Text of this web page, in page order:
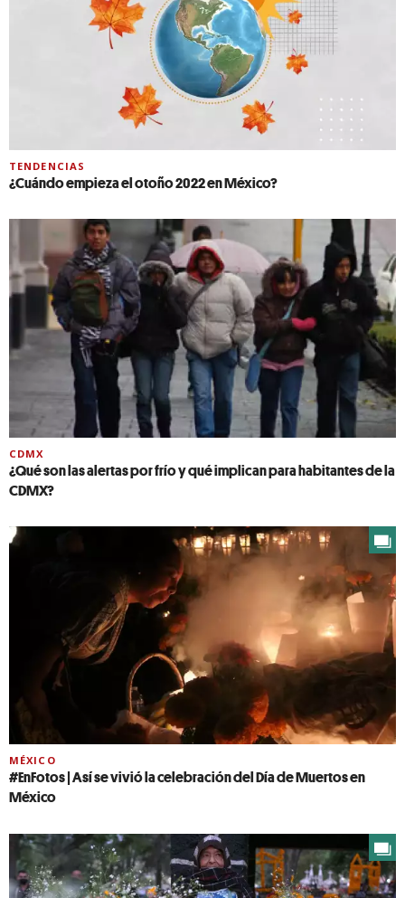
TENDENCIAS
¿Cuándo empieza el otoño 2022 en México?
CDMX
¿Qué son las alertas por frío y qué implican para habitantes de la
CDMX?
MÉXICO
#EnFotos | Así se vivió la celebración del Día de Muertos en
México